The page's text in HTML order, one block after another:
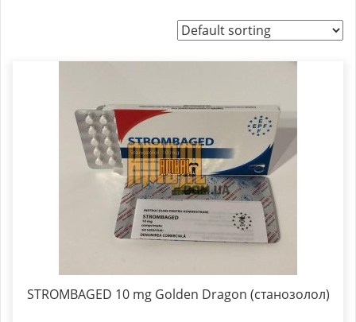
STROMBAGED 10 mg Golden Dragon (станозолол)